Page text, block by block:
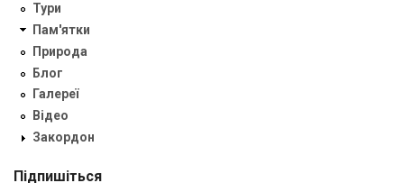
Тури
Пам'ятки
Природа
Блог
Галереї
Відео
Закордон
Підпишіться